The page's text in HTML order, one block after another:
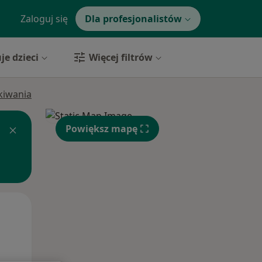
Zaloguj się Dla profesjonalistów
dzieci Więcej filtrów
Powiększ mapę